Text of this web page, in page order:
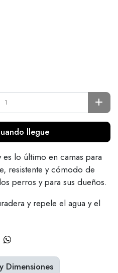
llegue
lo último en camas para
resistente y cómodo de
perros y para sus dueños.
y repele el agua y el
Dimensiones